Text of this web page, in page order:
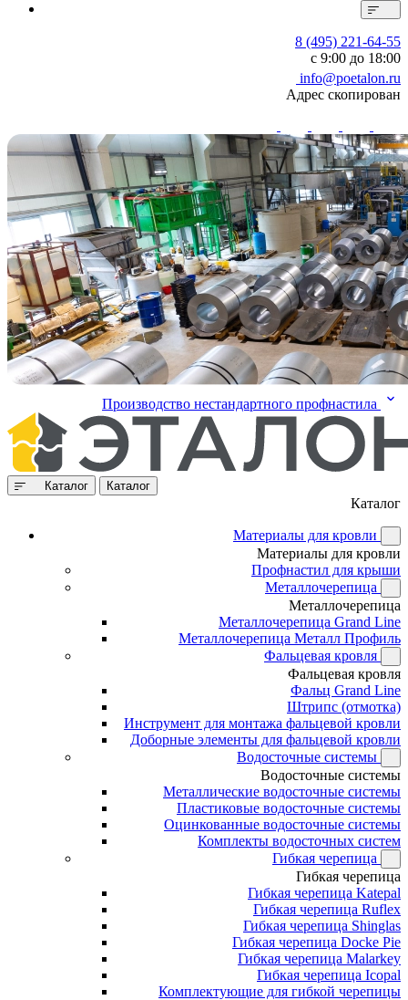
8 (495) 221-64-55
с 9:00 до 18:00
info@poetalon.ru
Адрес скопирован
Производство нестандартного профнастила
Каталог Каталог
Каталог
Материалы для кровли
Материалы для кровли
Профнастил для крыши
Металлочерепица
Металлочерепица
Металлочерепица Grand Line
Металлочерепица Металл Профиль
Фальцевая кровля
Фальцевая кровля
Фальц Grand Line
Штрипс (отмотка)
Инструмент для монтажа фальцевой кровли
Доборные элементы для фальцевой кровли
Водосточные системы
Водосточные системы
Металлические водосточные системы
Пластиковые водосточные системы
Оцинкованные водосточные системы
Комплекты водосточных систем
Гибкая черепица
Гибкая черепица
Гибкая черепица Katepal
Гибкая черепица Ruflex
Гибкая черепица Shinglas
Гибкая черепица Docke Pie
Гибкая черепица Malarkey
Гибкая черепица Icopal
Комплектующие для гибкой черепицы